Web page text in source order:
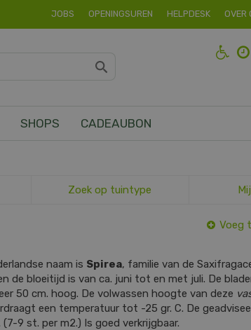
JOBS OPENINGSUREN HELPDESK OVER
SHOPS CADEAUBON
Zoek op tuintype
Voeg
naam is Spirea, familie van de
de bloeitijd is van ca. juni tot en met juli. De
50 cm. hoog. De volwassen hoogte van deze
een temperatuur tot -25 gr. C. De
(7-9 st. per m2.) Is goed verkrijgbaar.